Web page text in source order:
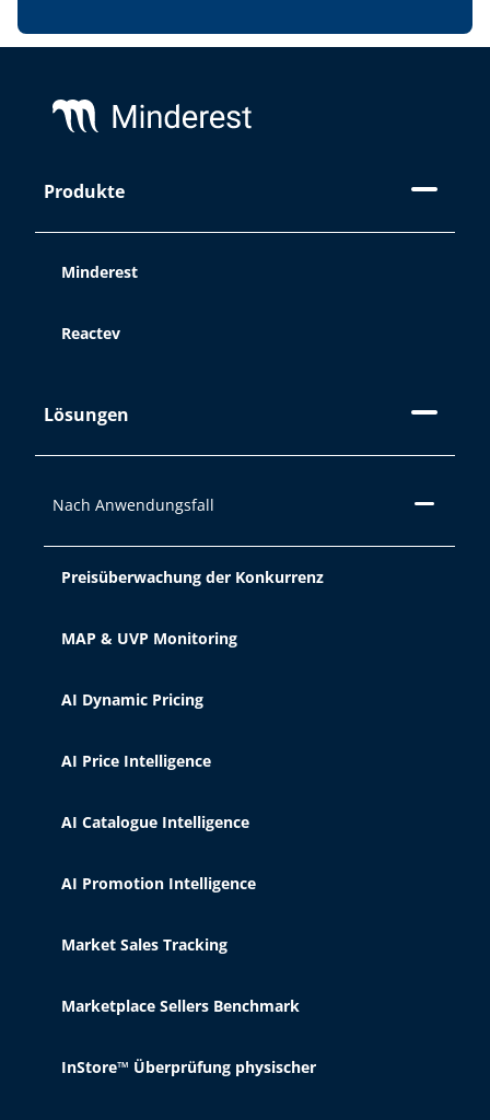
aufzeichnen, während Sie im Web
von der Verbesserung Ihrer Erfahrung
Empfehlung anderer interessanter
Bereiche der Website. Sie können auch
über Werbeplattformen wie
indem Sie auf die Schaltfläche
"Akzeptieren " klicken, sie über
"Cookie-Einstellungen " konfigurieren
indem Sie auf die Schaltfläche
verwendeten Cookies finden Sie in
Datenschutzrichtlinie und unseren
Ablehnen
Produkte
Minderest
Reactev
Lösungen
Nach Anwendungsfall
Preisüberwachung der Konkurrenz
MAP & UVP Monitoring
AI Dynamic Pricing
AI Price Intelligence
AI Catalogue Intelligence
AI Promotion Intelligence
Market Sales Tracking
Marketplace Sellers Benchmark
InStore™ Überprüfung physischer